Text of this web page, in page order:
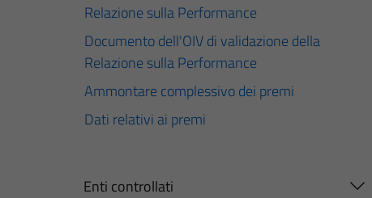
Relazione sulla Performance
Documento dell'OIV di validazione della
Relazione sulla Performance
Ammontare complessivo dei premi
Dati relativi ai premi
Enti controllati